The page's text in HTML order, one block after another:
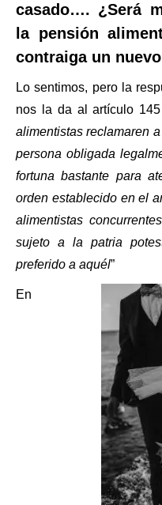
casado…. ¿Será
la pensión
contraiga un
Lo sentimos, pero la
nos la da al artículo
alimentistas reclamaren
persona obligada
fortuna bastante para
orden establecido en el
alimentistas
sujeto a la patria
preferido a aquél”
En